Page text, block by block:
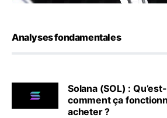
Analyses fondamentales
Solana (SOL) :
comment ça
acheter ?